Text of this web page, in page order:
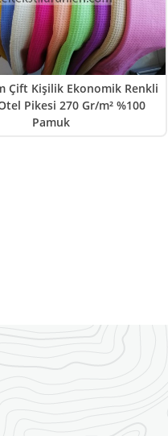
Çift Kişilik Ekonomik Renkli
Pikesi 270 Gr/m² %100
Pamuk